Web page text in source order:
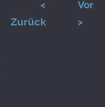
<
Zurück
Vor
>